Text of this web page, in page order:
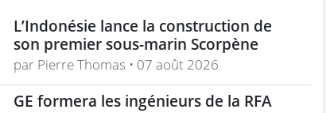
L’Indonésie lance la construction de
son premier sous-marin Scorpène
par Pierre Thomas • 07 août 2026
GE formera les ingénieurs de la RFA